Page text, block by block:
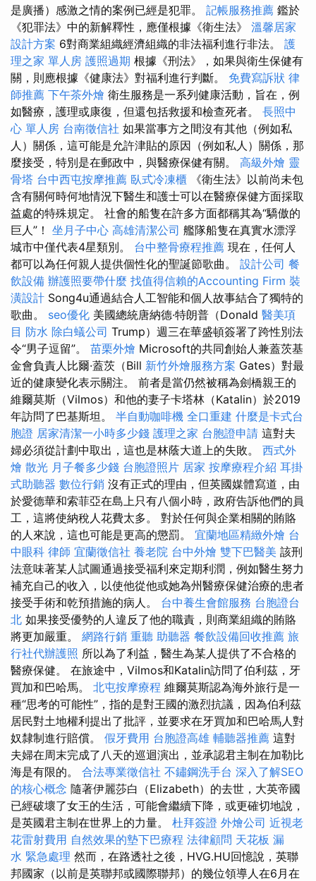
是廣播）感激之情的案例已經是犯罪。 記帳服務推薦 鑑於
《犯罪法》中的新解釋性，應僅根據《衛生法》 溫馨居家
設計方案 6對商業組織經濟組織的非法福利進行非法。 護
理之家 單人房 護照過期 根據《刑法》，如果與衛生保健有
關，則應根據《健康法》對福利進行判斷。 免費寫訴狀 律
師推薦 下午茶外燴 衛生服務是一系列健康活動，旨在，例
如醫療，護理或康復，但還包括救援和檢查死者。 長照中
心 單人房 台南徵信社 如果當事方之間沒有其他（例如私
人）關係，這可能是允許津貼的原因（例如私人）關係，那
麼接受，特別是在郵政中，與醫療保健有關。 高級外燴 靈
骨塔 台中西屯按摩推薦 臥式冷凍櫃 《衛生法》以前尚未包
含有關何時何地情況下醫生和護士可以在醫療保健方面採取
益處的特殊規定。 社會的船隻在許多方面都稱其為“驕傲的
巨人”！ 坐月子中心 高雄清潔公司 艦隊船隻在真實水漂浮
城市中僅代表4星類別。 台中整骨療程推薦 現在，任何人
都可以為任何親人提供個性化的聖誕節歌曲。 設計公司 餐
飲設備 辦護照要帶什麼 找值得信賴的Accounting Firm 裝
潢設計 Song4u通過結合人工智能和個人故事結合了獨特的
歌曲。 seo優化 美國總統唐納德·特朗普（Donald 醫美項
目 防水 除白蟻公司 Trump）週三在華盛頓簽署了跨性別法
令“男子逗留”。 苗栗外燴 Microsoft的共同創始人兼蓋茨基
金會負責人比爾·蓋茨（Bill 新竹外燴服務方案 Gates）對最
近的健康變化表示關注。 前者是當仍然被稱為劍橋親王的
維爾莫斯（Vilmos）和他的妻子卡塔林（Katalin）於2019
年訪問了巴基斯坦。 半自動咖啡機 全口重建 什麼是卡式台
胞證 居家清潔一小時多少錢 護理之家 台胞證申請 這對夫
婦必須從計劃中取出，這也是林蔭大道上的失敗。 西式外
燴 散光 月子餐多少錢 台胞證照片 居家 按摩療程介紹 耳掛
式助聽器 數位行銷 沒有正式的理由，但英國媒體寫道，由
於愛德華和索菲亞在島上只有八個小時，政府告訴他們的員
工，這將使納稅人花費太多。 對於任何與企業相關的賄賂
的人來說，這也可能是更高的懲罰。 宜蘭地區精緻外燴 台
中眼科 律師 宜蘭徵信社 養老院 台中外燴 雙下巴醫美 該刑
法意味著某人試圖通過接受福利來定期利潤，例如醫生努力
補充自己的收入，以使他從他或她為州醫療保健治療的患者
接受手術和乾預措施的病人。 台中養生會館服務 台胞證台
北 如果接受優勢的人違反了他的職責，則商業組織的賄賂
將更加嚴重。 網路行銷 重聽 助聽器 餐飲設備回收推薦 旅
行社代辦護照 所以為了利益，醫生為某人提供了不合格的
醫療保健。 在旅途中，Vilmos和Katalin訪問了伯利茲，牙
買加和巴哈馬。 北屯按摩療程 維爾莫斯認為海外旅行是一
種“思考的可能性”，指的是對王國的激烈抗議，因為伯利茲
居民對土地權利提出了批評，並要求在牙買加和巴哈馬人對
奴隸制進行賠償。 假牙費用 台胞證高雄 輔聽器推薦 這對
夫婦在周末完成了八天的巡迴演出，並承認君主制在加勒比
海是有限的。 合法專業徵信社 不鏽鋼洗手台 深入了解SEO
的核心概念 隨著伊麗莎白（Elizabeth）的去世，大英帝國
已經破壞了女王的生活，可能會繼續下降，或更確切地說，
是英國君主制在世界上的力量。 杜拜簽證 外燴公司 近視老
花雷射費用 自然效果的墊下巴療程 法律顧問 天花板 漏
水 緊急處理 然而，在路透社之後，HVG.HU回憶說，英聯
邦國家（以前是英聯邦或國際聯邦）的幾位領導人在6月在